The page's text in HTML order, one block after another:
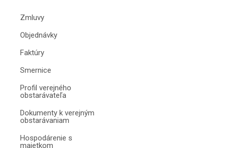
Zmluvy
Objednávky
Faktúry
Smernice
Profil verejného
obstarávateľa
Dokumenty k verejným
obstarávaniam
Hospodárenie s
majetkom